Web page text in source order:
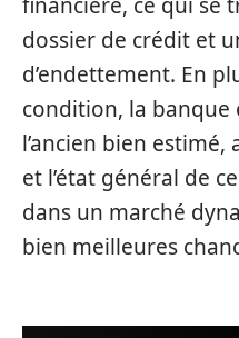
dossier de crédit et
d’endettement. En
condition, la banque
l’ancien bien estimé,
et l’état général de
dans un marché
bien meilleures